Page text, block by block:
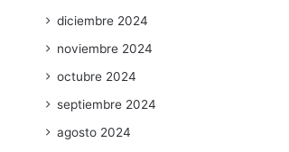
diciembre 2024
noviembre 2024
octubre 2024
septiembre 2024
agosto 2024